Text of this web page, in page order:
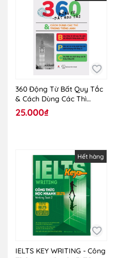
360 Động Từ Bất Quy Tắc
& Cách Dùng Các Thì
Trong Tiếng Anh
25.000₫
Hết hàng
IELTS KEY WRITING - Công